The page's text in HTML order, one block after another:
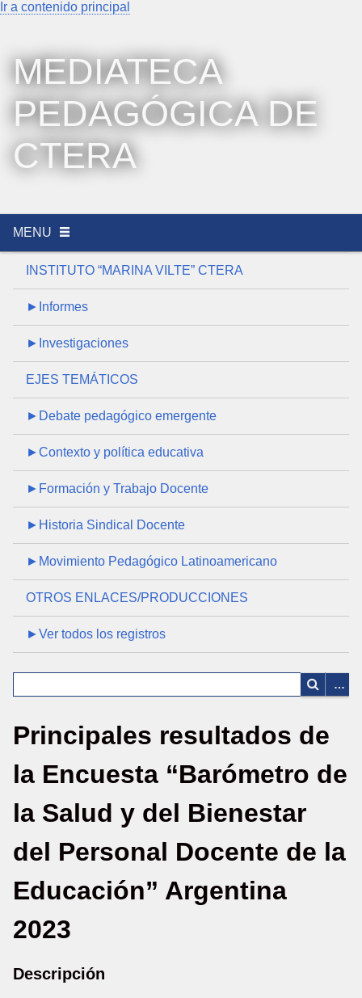
Ir a contenido principal
MEDIATECA
PEDAGÓGICA DE
CTERA
MENU
INSTITUTO “MARINA VILTE” CTERA
►Informes
►Investigaciones
EJES TEMÁTICOS
►Debate pedagógico emergente
►Contexto y política educativa
►Formación y Trabajo Docente
►Historia Sindical Docente
►Movimiento Pedagógico Latinoamericano
OTROS ENLACES/PRODUCCIONES
►Ver todos los registros
Principales resultados de
la Encuesta “Barómetro de
la Salud y del Bienestar
del Personal Docente de la
Educación” Argentina
2023
Descripción